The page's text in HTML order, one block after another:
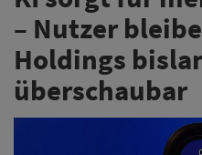
– Nutzer
Holdings
überschaubar